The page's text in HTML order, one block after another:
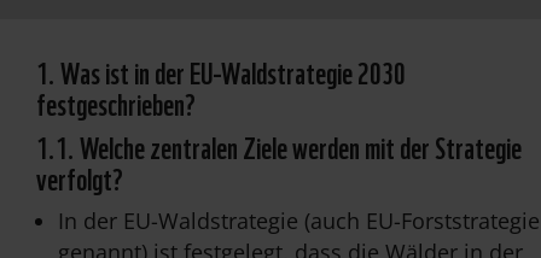
1. Was ist in der EU-Waldstrategie 2030
festgeschrieben?
1.1. Welche zentralen Ziele werden mit der Strategie
verfolgt?
In der EU-Waldstrategie (auch EU-Forststrategie
genannt) ist festgelegt, dass die Wälder in der